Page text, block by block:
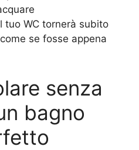
WC tornerà subito
se fosse appena
senza
bagno